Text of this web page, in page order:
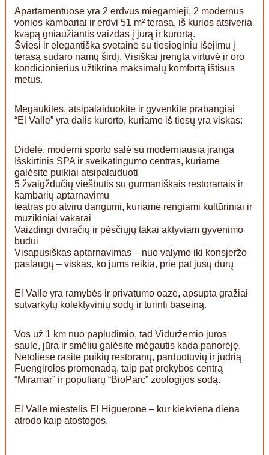
Apartamentuose yra 2 erdvūs miegamieji, 2 modernūs
vonios kambariai ir erdvi 51 m² terasa, iš kurios atsiveria
kvapą gniaužiantis vaizdas į jūrą ir kurortą.
Šviesi ir elegantiška svetainė su tiesioginiu išėjimu į
terasą sudaro namų širdį. Visiškai įrengta virtuvė ir oro
kondicionierius užtikrina maksimalų komfortą ištisus
metus.
Mėgaukitės, atsipalaiduokite ir gyvenkite prabangiai
“El Valle” yra dalis kurorto, kuriame iš tiesų yra viskas:
Didelė, moderni sporto salė su moderniausia įranga
Išskirtinis SPA ir sveikatingumo centras, kuriame
galėsite puikiai atsipalaiduoti
5 žvaigždučių viešbutis su gurmaniškais restoranais ir
kambarių aptarnavimu
teatras po atviru dangumi, kuriame rengiami kultūriniai ir
muzikiniai vakarai
Vaizdingi dviračių ir pėsčiųjų takai aktyviam gyvenimo
būdui
Visapusiškas aptarnavimas – nuo valymo iki konsjeržo
paslaugų – viskas, ko jums reikia, prie pat jūsų durų
El Valle yra ramybės ir privatumo oazė, apsupta gražiai
sutvarkytų kolektyvinių sodų ir turinti baseiną.
Vos už 1 km nuo paplūdimio, tad Viduržemio jūros
saule, jūra ir smėliu galėsite mėgautis kada panorėję.
Netoliese rasite puikių restoranų, parduotuvių ir judrią
Fuengirolos promenadą, taip pat prekybos centrą
“Miramar” ir populiarų “BioParc” zoologijos sodą.
El Valle miestelis El Higuerone – kur kiekviena diena
atrodo kaip atostogos.